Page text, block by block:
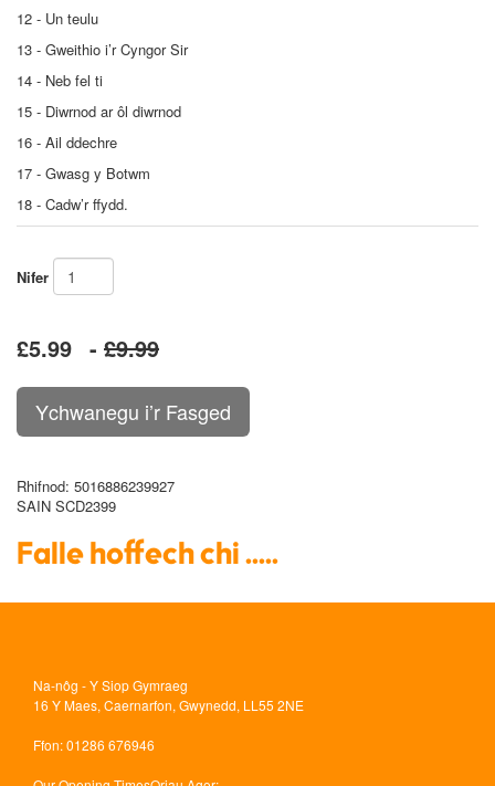
12 - Un teulu
13 - Gweithio i’r Cyngor Sir
14 - Neb fel ti
15 - Diwrnod ar ôl diwrnod
16 - Ail ddechre
17 - Gwasg y Botwm
18 - Cadw’r ffydd.
Nifer
£5.99 - £9.99
Rhifnod: 5016886239927
SAIN SCD2399
Falle hoffech chi .....
Na-nôg - Y Siop Gymraeg
16 Y Maes, Caernarfon, Gwynedd, LL55 2NE
Ffon: 01286 676946